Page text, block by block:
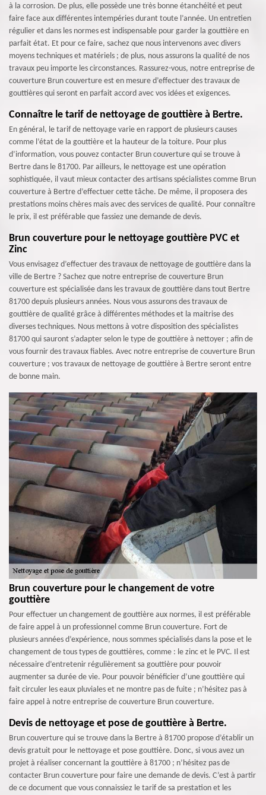
à la corrosion. De plus, elle possède une très bonne étanchéité et peut
faire face aux différentes intempéries durant toute l’année. Un entretien
régulier et dans les normes est indispensable pour garder la gouttière en
parfait état. Et pour ce faire, sachez que nous intervenons avec divers
moyens techniques et matériels ; de plus, nous assurons la qualité de nos
travaux peu importe les circonstances. Rassurez-vous, notre entreprise de
couverture Brun couverture est en mesure d’effectuer des travaux de
gouttières qui seront en parfait accord avec vos idées et exigences.
Connaître le tarif de nettoyage de gouttière à Bertre.
En général, le tarif de nettoyage varie en rapport de plusieurs causes
comme l’état de la gouttière et la hauteur de la toiture. Pour plus
d’information, vous pouvez contacter Brun couverture qui se trouve à
Bertre dans le 81700. Par ailleurs, le nettoyage est une opération
sophistiquée, il vaut mieux contacter des artisans spécialistes comme Brun
couverture à Bertre d’effectuer cette tâche. De même, il proposera des
prestations moins chères mais avec des services de qualité. Pour connaître
le prix, il est préférable que fassiez une demande de devis.
Brun couverture pour le nettoyage gouttière PVC et
Zinc
Vous envisagez d’effectuer des travaux de nettoyage de gouttière dans la
ville de Bertre ? Sachez que notre entreprise de couverture Brun
couverture est spécialisée dans les travaux de gouttière dans tout Bertre
81700 depuis plusieurs années. Nous vous assurons des travaux de
gouttière de qualité grâce à différentes méthodes et la maitrise des
diverses techniques. Nous mettons à votre disposition des spécialistes
81700 qui sauront s’adapter selon le type de gouttière à nettoyer ; afin de
vous fournir des travaux fiables. Avec notre entreprise de couverture Brun
couverture ; vos travaux de nettoyage de gouttière à Bertre seront entre
de bonne main.
Brun couverture pour le changement de votre
gouttière
Pour effectuer un changement de gouttière aux normes, il est préférable
de faire appel à un professionnel comme Brun couverture. Fort de
plusieurs années d’expérience, nous sommes spécialisés dans la pose et le
changement de tous types de gouttières, comme : le zinc et le PVC. Il est
nécessaire d’entretenir régulièrement sa gouttière pour pouvoir
augmenter sa durée de vie. Pour pouvoir bénéficier d’une gouttière qui
fait circuler les eaux pluviales et ne montre pas de fuite ; n’hésitez pas à
faire appel à notre entreprise de couverture Brun couverture.
Devis de nettoyage et pose de gouttière à Bertre.
Brun couverture qui se trouve dans la Bertre à 81700 propose d’établir un
devis gratuit pour le nettoyage et pose gouttière. Donc, si vous avez un
projet à réaliser concernant la gouttière à 81700 ; n’hésitez pas de
contacter Brun couverture pour faire une demande de devis. C’est à partir
de ce document que vous connaissiez le tarif de sa prestation et les